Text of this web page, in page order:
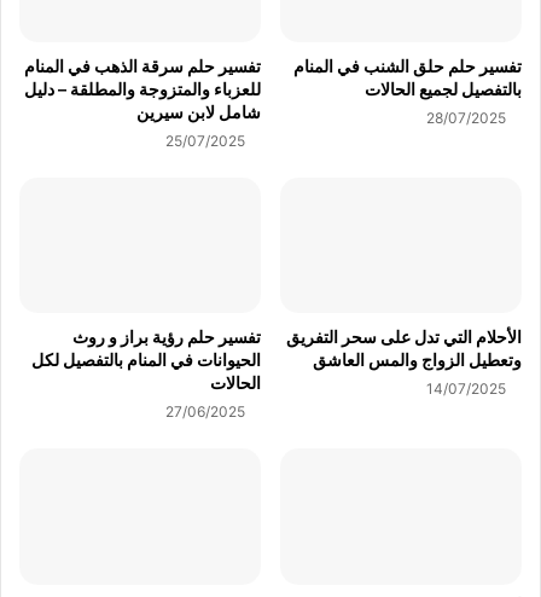
تفسير حلم حلق الشنب في المنام
بالتفصيل لجميع الحالات
28/07/2025
تفسير حلم سرقة الذهب في المنام
للعزباء والمتزوجة والمطلقة – دليل
شامل لابن سيرين
25/07/2025
الأحلام التي تدل على سحر التفريق
وتعطيل الزواج والمس العاشق
14/07/2025
تفسير حلم رؤية براز و روث
الحيوانات في المنام بالتفصيل لكل
الحالات
27/06/2025